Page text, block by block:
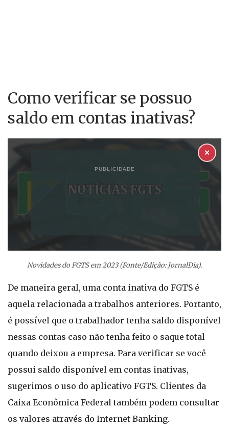
Como verificar se possuo
saldo em contas inativas?
PUBLICIDADE
✕
Novidades do FGTS em 2023 (Fonte/Edição: JornalDia).
De maneira geral, uma conta inativa do FGTS é
aquela relacionada a trabalhos anteriores. Portanto,
é possível que o trabalhador tenha saldo disponível
nessas contas caso não tenha feito o saque total
quando deixou a empresa. Para verificar se você
possui saldo disponível em contas inativas,
sugerimos o uso do aplicativo FGTS. Clientes da
Caixa Econômica Federal também podem consultar
os valores através do Internet Banking.